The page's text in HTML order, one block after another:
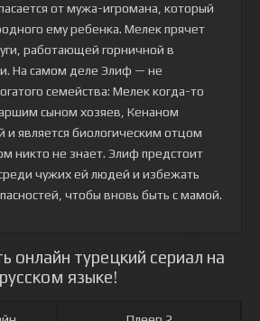
от мужа-игромана, который
ему ребенка. Мелек прячет
работающей горничной в
На самом деле Элиф — не
семейства: Мелек когда-то
сыном хозяев, Кенаном
и является биологическим отцом
никто не знает. Элиф предстоит
чужих ей людей и избежать
чтобы вновь быть с мамой.
онлайн турецкий сериал на
русском языке!